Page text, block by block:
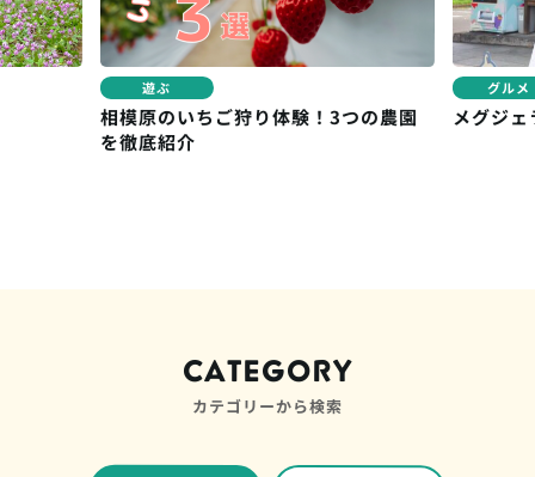
遊ぶ
相模原のいちご狩り体験！3つの農園
を徹底紹介
グルメ
メグジ
CATEGORY
カテゴリーから検索